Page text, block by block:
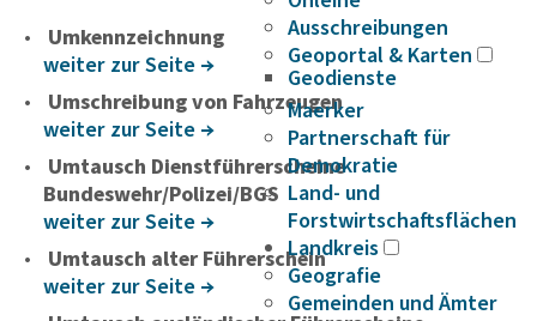
Ausschreibungen
Geoportal & Karten
Geodienste
Maerker
Partnerschaft für
Demokratie
Land- und
Forstwirtschaftsflächen
Landkreis
Geografie
Gemeinden und Ämter
Umkennzeichnung
weiter zur Seite
Umschreibung von Fahrzeugen
weiter zur Seite
Umtausch Dienstführerscheine
Bundeswehr/Polizei/BGS
weiter zur Seite
Umtausch alter Führerschein
weiter zur Seite